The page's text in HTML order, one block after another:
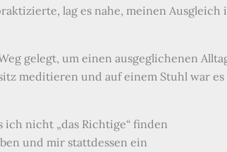
lag es nahe, meinen
gelegt, um einen ausgeglichenen
meditieren und auf einem Stuhl war
ich nicht „das Richtige“ finden
und mir stattdessen ein